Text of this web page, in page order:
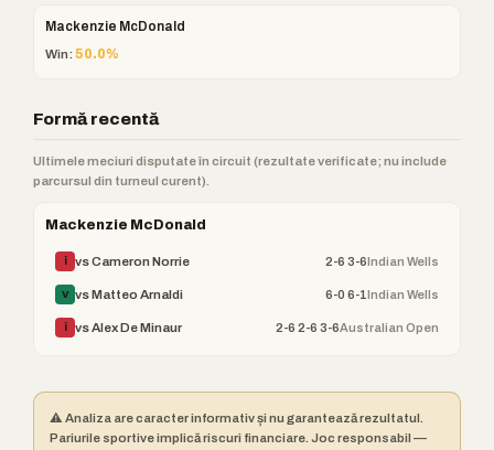
Mackenzie McDonald
Win:50.0%
Formă recentă
Ultimele meciuri disputate în circuit (rezultate verificate; nu include
parcursul din turneul curent).
Mackenzie McDonald
Î vs Cameron Norrie 2-6 3-6Indian Wells
V vs Matteo Arnaldi 6-0 6-1Indian Wells
Î vs Alex De Minaur 2-6 2-6 3-6Australian Open
⚠️ Analiza are caracter informativ și nu garantează rezultatul.
Pariurile sportive implică riscuri financiare. Joc responsabil —